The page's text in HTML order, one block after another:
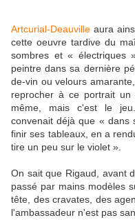
Artcurial-Deauville aura
cette oeuvre tardive du
sombres et « électriques
peintre dans sa dernière
de-vin ou velours
reprocher à ce portrait
même, mais c'est le
convenait déjà que « dans
finir ses tableaux, en a
tire un peu sur le violet ».
On sait que Rigaud, avant
passé par mains modèles
tête, des cravates, des
l'ambassadeur n'est pas